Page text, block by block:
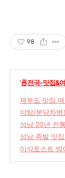
98
'🍜전국-맛집&
제부도 맛집
보자!
(187)
야탑/분당차
국밥 맛집 '더
2)
성남 20년 전
탕·찜 전문'
성남 족발 맛
하고 쫀득한
이삭토스트 방